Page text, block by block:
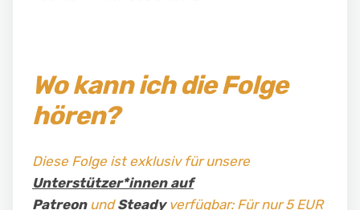
Wo kann ich die Folge
hören?
Diese Folge ist exklusiv für unsere
Unterstützer*innen auf
PatreonundSteadyverfügbar: Für nur 5 EUR